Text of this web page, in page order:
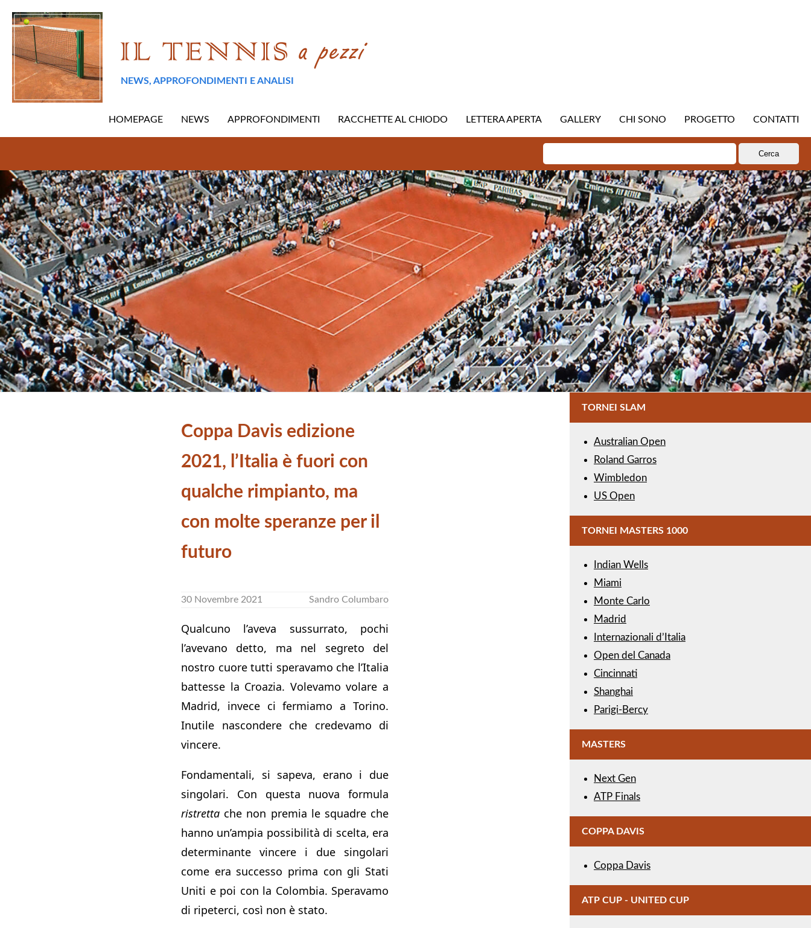
NEWS, APPROFONDIMENTI E ANALISI
HOMEPAGE NEWS APPROFONDIMENTI RACCHETTE AL CHIODO LETTERA APERTA GALLERY CHI SONO PROGETTO CONTATTI
per:
Coppa Davis edizione
2021, l’Italia è fuori con
qualche rimpianto, ma
con molte speranze per il
futuro
30 Novembre 2021 Sandro Columbaro
Qualcuno l’aveva sussurrato, pochi
l’avevano detto, ma nel segreto del
nostro cuore tutti speravamo che l’Italia
battesse la Croazia. Volevamo volare a
Madrid, invece ci fermiamo a Torino.
Inutile nascondere che credevamo di
vincere.
Fondamentali, si sapeva, erano i due
singolari. Con questa nuova formula
ristretta che non premia le squadre che
hanno un’ampia possibilità di scelta, era
determinante vincere i due singolari
come era successo prima con gli Stati
Uniti e poi con la Colombia. Speravamo
di ripeterci, così non è stato.
TORNEI SLAM
Australian Open
Roland Garros
Wimbledon
US Open
TORNEI MASTERS 1000
Indian Wells
Miami
Monte Carlo
Madrid
Internazionali d’Italia
Open del Canada
Cincinnati
Shanghai
Parigi-Bercy
MASTERS
Next Gen
ATP Finals
COPPA DAVIS
Coppa Davis
ATP CUP - UNITED CUP